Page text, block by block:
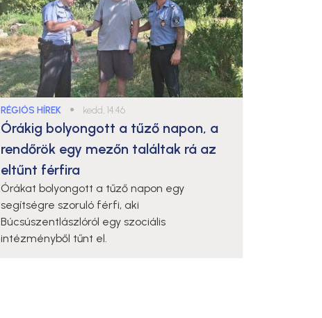
RÉGIÓS HÍREK ● kedd, 14:46
Órákig bolyongott a tűző napon, a
rendőrök egy mezőn találtak rá az
eltűnt férfira
Órákat bolyongott a tűző napon egy
segítségre szoruló férfi, aki
Búcsúszentlászlóról egy szociális
intézményből tűnt el.